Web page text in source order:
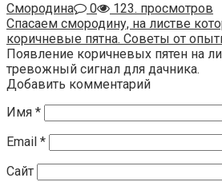
Смородина
0
123. просмотров
Спасаем смородину, на листве
коричневые пятна. Советы от
Появление коричневых пятен на
тревожный сигнал для дачника.
Добавить комментарий
Имя *
Email *
Сайт